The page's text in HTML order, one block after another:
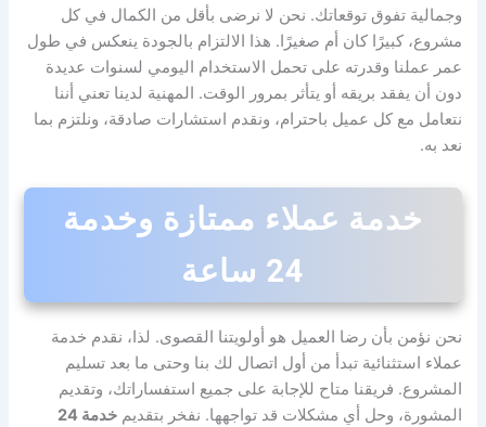
وجمالية تفوق توقعاتك. نحن لا نرضى بأقل من الكمال في كل
مشروع، كبيرًا كان أم صغيرًا. هذا الالتزام بالجودة ينعكس في طول
عمر عملنا وقدرته على تحمل الاستخدام اليومي لسنوات عديدة
دون أن يفقد بريقه أو يتأثر بمرور الوقت. المهنية لدينا تعني أننا
نتعامل مع كل عميل باحترام، ونقدم استشارات صادقة، ونلتزم بما
نعد به.
خدمة عملاء ممتازة وخدمة
24 ساعة
نحن نؤمن بأن رضا العميل هو أولويتنا القصوى. لذا، نقدم خدمة
عملاء استثنائية تبدأ من أول اتصال لك بنا وحتى ما بعد تسليم
المشروع. فريقنا متاح للإجابة على جميع استفساراتك، وتقديم
المشورة، وحل أي مشكلات قد تواجهها. نفخر بتقديم
خدمة 24